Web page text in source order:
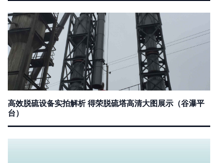
高效脱硫设备实拍解析 得荣脱硫塔高清大图展示（谷瀑平
台）